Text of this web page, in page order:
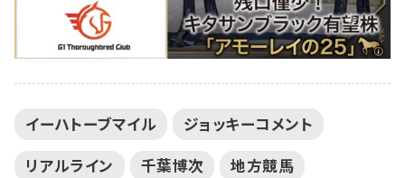
イーハトーブマイル
ジョッキーコメント
リアルライン
千葉博次
地方競馬